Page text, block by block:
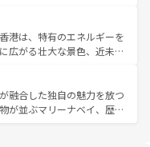
トナムコーヒーなどは、ぜ
を訪れてもあたたかい人々
きっと忘れられない旅にな
はチェンマイなどの山岳地
プーケットやクラビの美し
むことができる。タイ料理
どの季節にも異なる楽しみ
イの人々、仏教を中心とし
が、訪れる旅人を魅了し続
港は、特有のエネルギーを
広がる壮大な景色、近未来
ず。観光スポットが密集し
れるのも魅力。息をのむよ
、香港を存分に楽しみ尽く
融合した独自の魅力を放つ
が並ぶマリーナベイ、歴史